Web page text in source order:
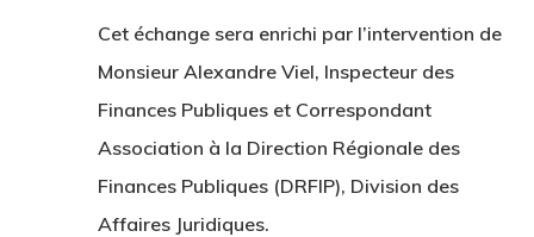
Cet échange sera enrichi par l’intervention de
Monsieur Alexandre Viel, Inspecteur des
Finances Publiques et Correspondant
Association à la Direction Régionale des
Finances Publiques (DRFIP), Division des
Affaires Juridiques.